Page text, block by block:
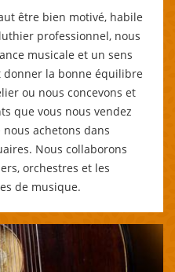
être bien motivé, habile
professionnel, nous
musicale et un sens
donner la bonne équilibre
ou nous concevons et
que vous nous vendez
nous achetons dans
Nous collaborons
orchestres et les
de musique.